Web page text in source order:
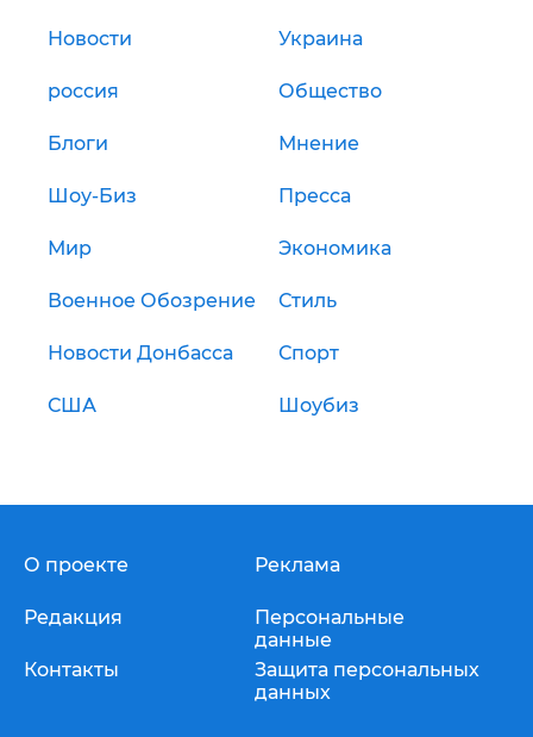
Новости Украина
россия Общество
Блоги Мнение
Шоу-Биз Пресса
Мир Экономика
Военное Обозрение Стиль
Новости Донбасса Спорт
США Шоубиз
О проекте
Редакция
Контакты
Реклама
Персональные
данные
Защита персональных
данных